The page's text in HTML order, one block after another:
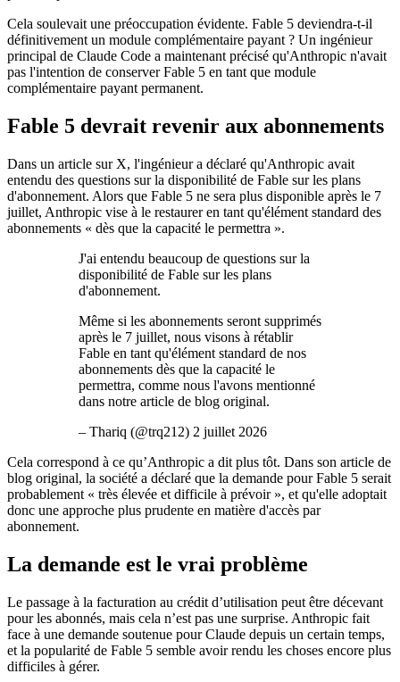
Cela soulevait une préoccupation évidente. Fable 5 deviendra-t-il
définitivement un module complémentaire payant ? Un ingénieur
principal de Claude Code a maintenant précisé qu'Anthropic n'avait
pas l'intention de conserver Fable 5 en tant que module
complémentaire payant permanent.
Fable 5 devrait revenir aux abonnements
Dans un article sur X, l'ingénieur a déclaré qu'Anthropic avait
entendu des questions sur la disponibilité de Fable sur les plans
d'abonnement. Alors que Fable 5 ne sera plus disponible après le 7
juillet, Anthropic vise à le restaurer en tant qu'élément standard des
abonnements « dès que la capacité le permettra ».
J'ai entendu beaucoup de questions sur la
disponibilité de Fable sur les plans
d'abonnement.
Même si les abonnements seront supprimés
après le 7 juillet, nous visons à rétablir
Fable en tant qu'élément standard de nos
abonnements dès que la capacité le
permettra, comme nous l'avons mentionné
dans notre article de blog original.
– Thariq (@trq212) 2 juillet 2026
Cela correspond à ce qu’Anthropic a dit plus tôt. Dans son article de
blog original, la société a déclaré que la demande pour Fable 5 serait
probablement « très élevée et difficile à prévoir », et qu'elle adoptait
donc une approche plus prudente en matière d'accès par
abonnement.
La demande est le vrai problème
Le passage à la facturation au crédit d’utilisation peut être décevant
pour les abonnés, mais cela n’est pas une surprise. Anthropic fait
face à une demande soutenue pour Claude depuis un certain temps,
et la popularité de Fable 5 semble avoir rendu les choses encore plus
difficiles à gérer.